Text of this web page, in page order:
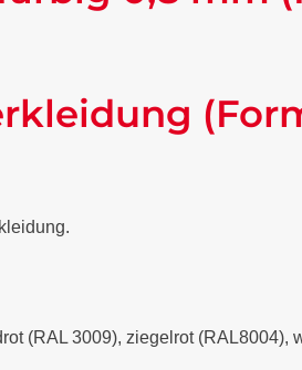
(RAL 3009), ziegelrot (RAL8004),